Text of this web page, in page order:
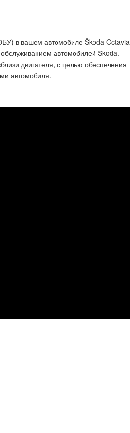
в вашем автомобиле Škoda Octavia
автомобилей Škoda.
двигателя, с целью обеспечения
автомобиля.